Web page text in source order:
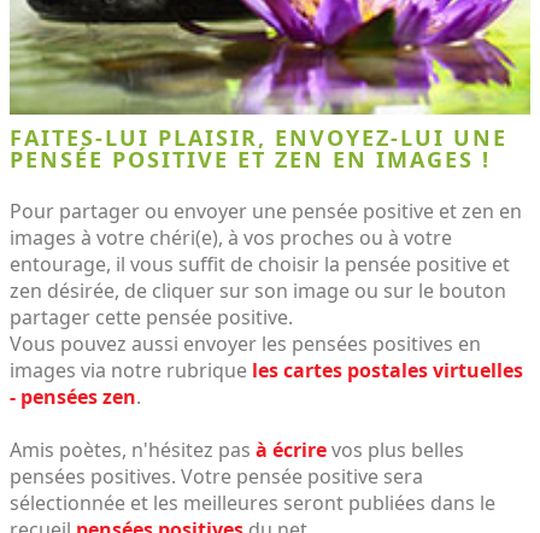
FAITES-LUI PLAISIR, ENVOYEZ-LUI UNE
PENSÉE POSITIVE ET ZEN EN IMAGES !
Pour partager ou envoyer une pensée positive et zen en
images à votre chéri(e), à vos proches ou à votre
entourage, il vous suffit de choisir la pensée positive et
zen désirée, de cliquer sur son image ou sur le bouton
partager cette pensée positive.
Vous pouvez aussi envoyer les pensées positives en
images via notre rubrique les cartes postales virtuelles
- pensées zen.
Amis poètes, n'hésitez pas à écrirevos plus belles
pensées positives. Votre pensée positive sera
sélectionnée et les meilleures seront publiées dans le